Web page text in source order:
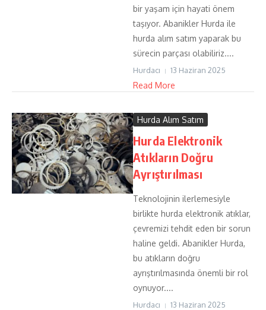
bir yaşam için hayati önem
taşıyor. Abanikler Hurda ile
hurda alım satım yaparak bu
sürecin parçası olabiliriz....
Hurdacı 13 Haziran 2025
Read More
Hurda Alım Satım
Hurda Elektronik
Atıkların Doğru
Ayrıştırılması
Teknolojinin ilerlemesiyle
birlikte hurda elektronik atıklar,
çevremizi tehdit eden bir sorun
haline geldi. Abanikler Hurda,
bu atıkların doğru
ayrıştırılmasında önemli bir rol
oynuyor....
Hurdacı 13 Haziran 2025